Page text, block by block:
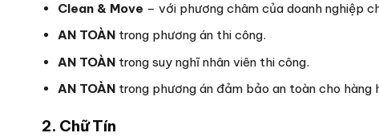
Clean & Move – với phương châm của doanh nghiệp
AN TOÀNtrong phương án thi công.
AN TOÀNtrong suy nghĩ nhân viên thi công.
AN TOÀNtrong phương án đảm bảo an toàn cho hàng
2. Chữ Tín